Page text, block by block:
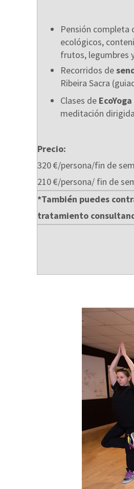
Pensión completa
ecológicos,
frutos, legumbres
Recorridos de
Ribeira Sacra
Clases de EcoYoga
meditación
Precio:
320 €/persona/fin de
210 €/persona/ fin de
*También puedes
tratamiento